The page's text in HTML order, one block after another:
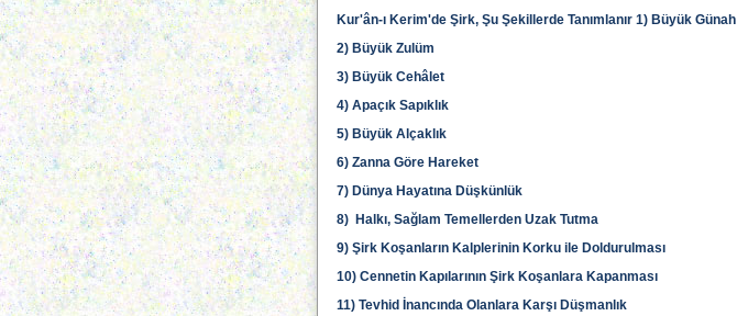
Kur'ân-ı Kerim'de Şirk, Şu Şekillerde Tanımlanır 1) Büyük Günah
2) Büyük Zulüm
3) Büyük Cehâlet
4) Apaçık Sapıklık
5) Büyük Alçaklık
6) Zanna Göre Hareket
7) Dünya Hayatına Düşkünlük
8) Halkı, Sağlam Temellerden Uzak Tutma
9) Şirk Koşanların Kalplerinin Korku ile Doldurulması
10) Cennetin Kapılarının Şirk Koşanlara Kapanması
11) Tevhid İnancında Olanlara Karşı Düşmanlık